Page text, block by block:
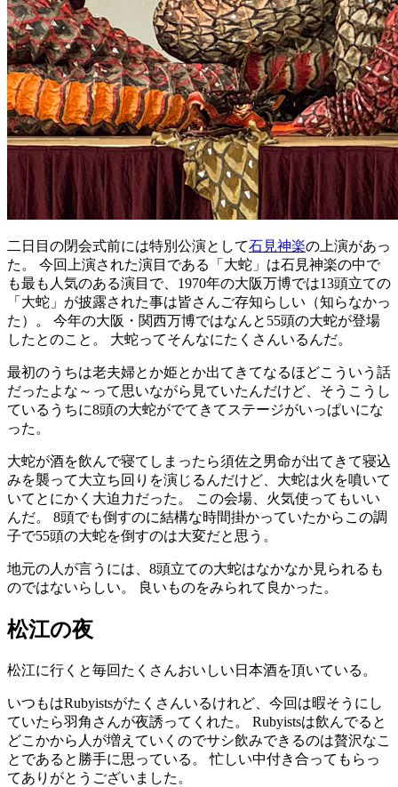
二日目 の閉会式前には特別公演として石見神楽の 上演があっ
た。 今回 上演された演目 である「 大蛇 」は石見神楽の中で
も最も 人気のある演目 で、1970年の大阪万博では13頭立ての
「 大蛇 」が披露された事は皆さんご存知らしい（知らなかっ
た）。 今年の大阪・関西万博ではなんと55頭の大蛇が登場
したとのこと。 大蛇ってそんなにたくさんいるんだ。
最初のうちは老夫婦とか姫とか出てきてなるほどこういう 話
だったよな～って思いながら 見ていたんだけど、そうこうし
ているうちに8頭の大蛇がでてきてステージがいっぱいにな
った。
大蛇が酒を飲んで寝てしまったら須佐之男命が出てきて寝込
みを襲って大立ち 回 りを演じるんだけど、 大蛇は火 を噴いて
いてとにかく 大迫力だった。 この会場 火気使ってもいい
んだ。 8頭でも倒すのに結構な時間掛かっていたからこの調
子で55頭の大蛇を倒すのは大変だと 思 う。
地元の人が言うには、8頭立ての大蛇はなかなか見られるも
のではないらしい。
良 いものをみられて 良かった。
松江の夜
松江に行 くと毎回 たくさんおいしい 日本酒を頂いている。
いつもはRubyistsがたくさんいるけれど、 今回 は暇そうにし
ていたら羽角 さんが夜誘ってくれた。 Rubyistsは飲んでると
どこかから 人 が増 えていくのでサシ飲みできるのは贅沢なこ
とであると 勝手に思っている。忙しい中付き合ってもらっ
てありがとうございました。